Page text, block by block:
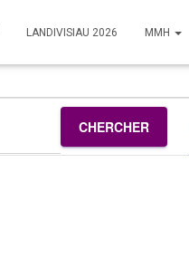
LANDIVISIAU 2026 MMH
CHERCHER